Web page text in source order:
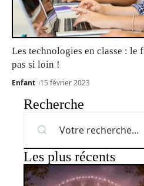
Les technologies en classe : le
pas si loin !
Enfant 15 février 2023
Recherche
Les plus récents